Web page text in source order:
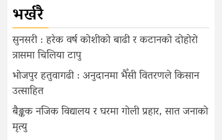
भर्खरै
सुनसरी : हरेक वर्ष कोशीको बाढी र कटानको दोहोरो
त्रासमा चिलिया टापु
भोजपुर हतुवागढी : अनुदानमा भैँसी वितरणले किसान
उत्साहित
बैङ्कक नजिक विद्यालय र घरमा गोली प्रहार, सात जनाको
मृत्यु